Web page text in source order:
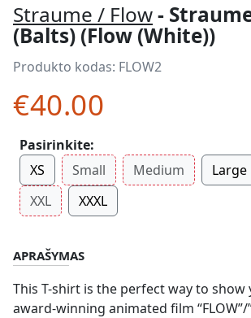
Straume / Flow-
(Balts) (Flow (White))
Produkto kodas: FLOW2
€40.00
Pasirinkite:
XS
Small Medium Large
XXL
XXXL
APRAŠYMAS
This T-shirt is the perfect way to
award-winning animated film “FLOW”/